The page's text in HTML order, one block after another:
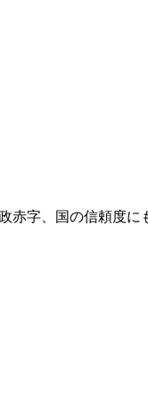
赤字、国の信頼度に